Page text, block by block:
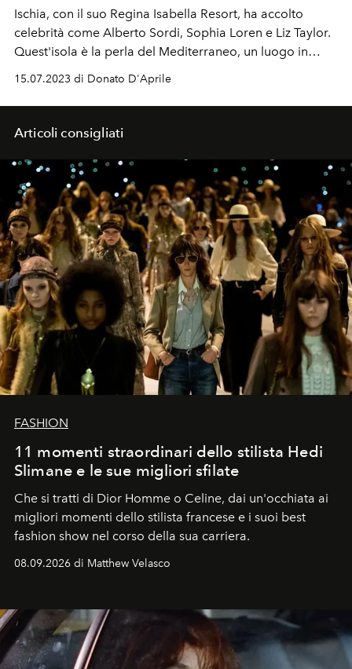
Ischia, con il suo Regina Isabella Resort, ha accolto
celebrità come Alberto Sordi, Sophia Loren e Liz Taylor.
Quest'isola è la perla del Mediterraneo, un luogo in
15.07.2023 di Donato D'Aprile
Articoli consigliati
FASHION
11 momenti straordinari dello stilista Hedi
Slimane e le sue migliori sfilate
Che si tratti di Dior Homme o Celine, dai un'occhiata ai
migliori momenti dello stilista francese e i suoi best
fashion show nel corso della sua carriera.
08.09.2026 di Matthew Velasco